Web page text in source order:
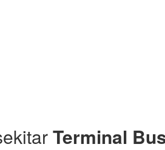
Terminal